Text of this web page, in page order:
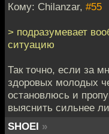
Кому: Chilanzar, #55
> подразумевает
ситуацию
Так точно, если за
здоровых молодых
остановлюсь и
выяснить сильнее
SHOEI »